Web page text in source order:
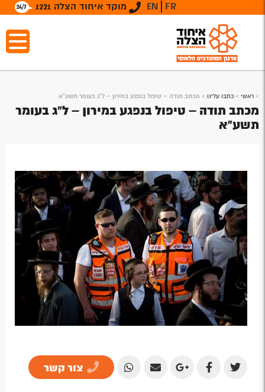
מוקד איחוד הצלה 1221 EN FR
> ראשי > כתבו עלינו > מכתב תודה – טיפול בנפגע במירון – ל"ג בעומר תשע"א
מכתב תודה – טיפול בנפגע במירון – ל"ג בעומר
תשע"א
Share
Share
Share
Share
Share
צור קשר